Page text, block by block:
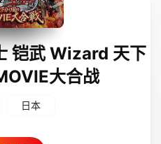
铠武 Wizard 天下
大合战
日本